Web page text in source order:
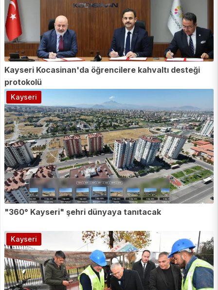
Kayseri Kocasinan'da öğrencilere kahvaltı desteği
protokolü
"360° Kayseri" şehri dünyaya tanıtacak
Kayseri
Kayseri